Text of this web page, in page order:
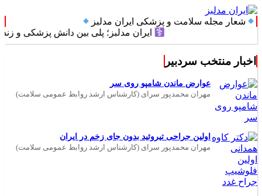
شعار مجله سلامت و پزشکی ایران مدلبز
ایران مدلبز؛ پلی بین دانش پزشکی و زندگی
اخبار منتخب سردبیر
عوارض ماندن شامپو روی سر
مهران محمدپور سرای (کارشناس ارشد روابط عمومی سلامت)
اولین جراحی تیروئید بدون جای زخم در ایران
مهران محمدپور سرای (کارشناس ارشد روابط عمومی سلامت)